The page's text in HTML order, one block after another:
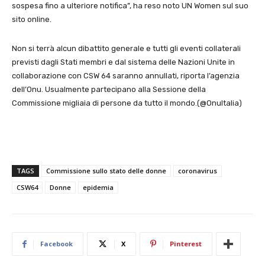
sospesa fino a ulteriore notifica”, ha reso noto UN Women sul suo
sito online.
Non si terrà alcun dibattito generale e tutti gli eventi collaterali
previsti dagli Stati membri e dal sistema delle Nazioni Unite in
collaborazione con CSW 64 saranno annullati, riporta l’agenzia
dell’Onu. Usualmente partecipano alla Sessione della
Commissione migliaia di persone da tutto il mondo.(@OnuItalia)
TAGS Commissione sullo stato delle donne
coronavirus
CSW64
Donne epidemia
Facebook X Pinterest